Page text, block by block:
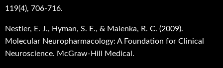
119(4), 706-716.
Nestler, E. J., Hyman, S. E., & Malenka, R. C. (2009).
Molecular Neuropharmacology: A Foundation for Clinical
Neuroscience. McGraw-Hill Medical.